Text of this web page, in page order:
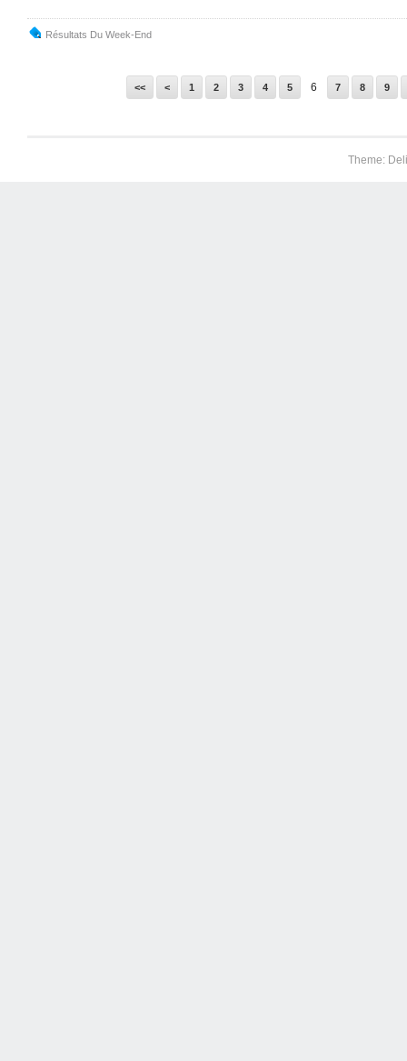
Résultats Du Week-End
<< < 1 2 3 4 5 6 7 8 9
Theme: